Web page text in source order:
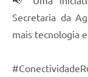
Secretaria da
mais tecnologia